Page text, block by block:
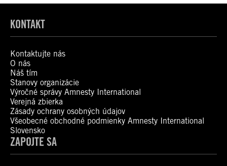
KONTAKT
Kontaktujte nás
O nás
Náš tím
Stanovy organizácie
Výročné správy Amnesty International
Verejná zbierka
Zásady ochrany osobných údajov
Všeobecné obchodné podmienky Amnesty International
Slovensko
ZAPOJTE SA